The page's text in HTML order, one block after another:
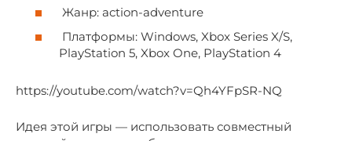
Жанр: action-adventure
Платформы: Windows, Xbox Series X/S,
PlayStation 5, Xbox One, PlayStation 4
https://youtube.com/watch?v=Qh4YFpSR-NQ
Идея этой игры — использовать совместный